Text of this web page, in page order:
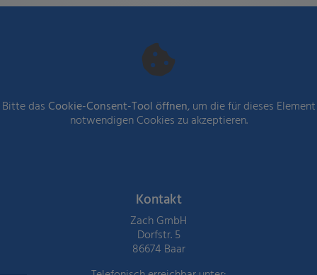
Bitte das Cookie-Consent-Tool öffnen, um die für dieses Element
notwendigen Cookies zu akzeptieren.
Footer - Kontaktdaten und
Kontakt
Zach GmbH
Dorfstr. 5
86674 Baar